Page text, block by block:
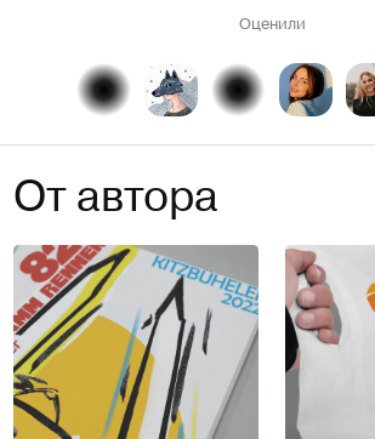
Оценили
От автора